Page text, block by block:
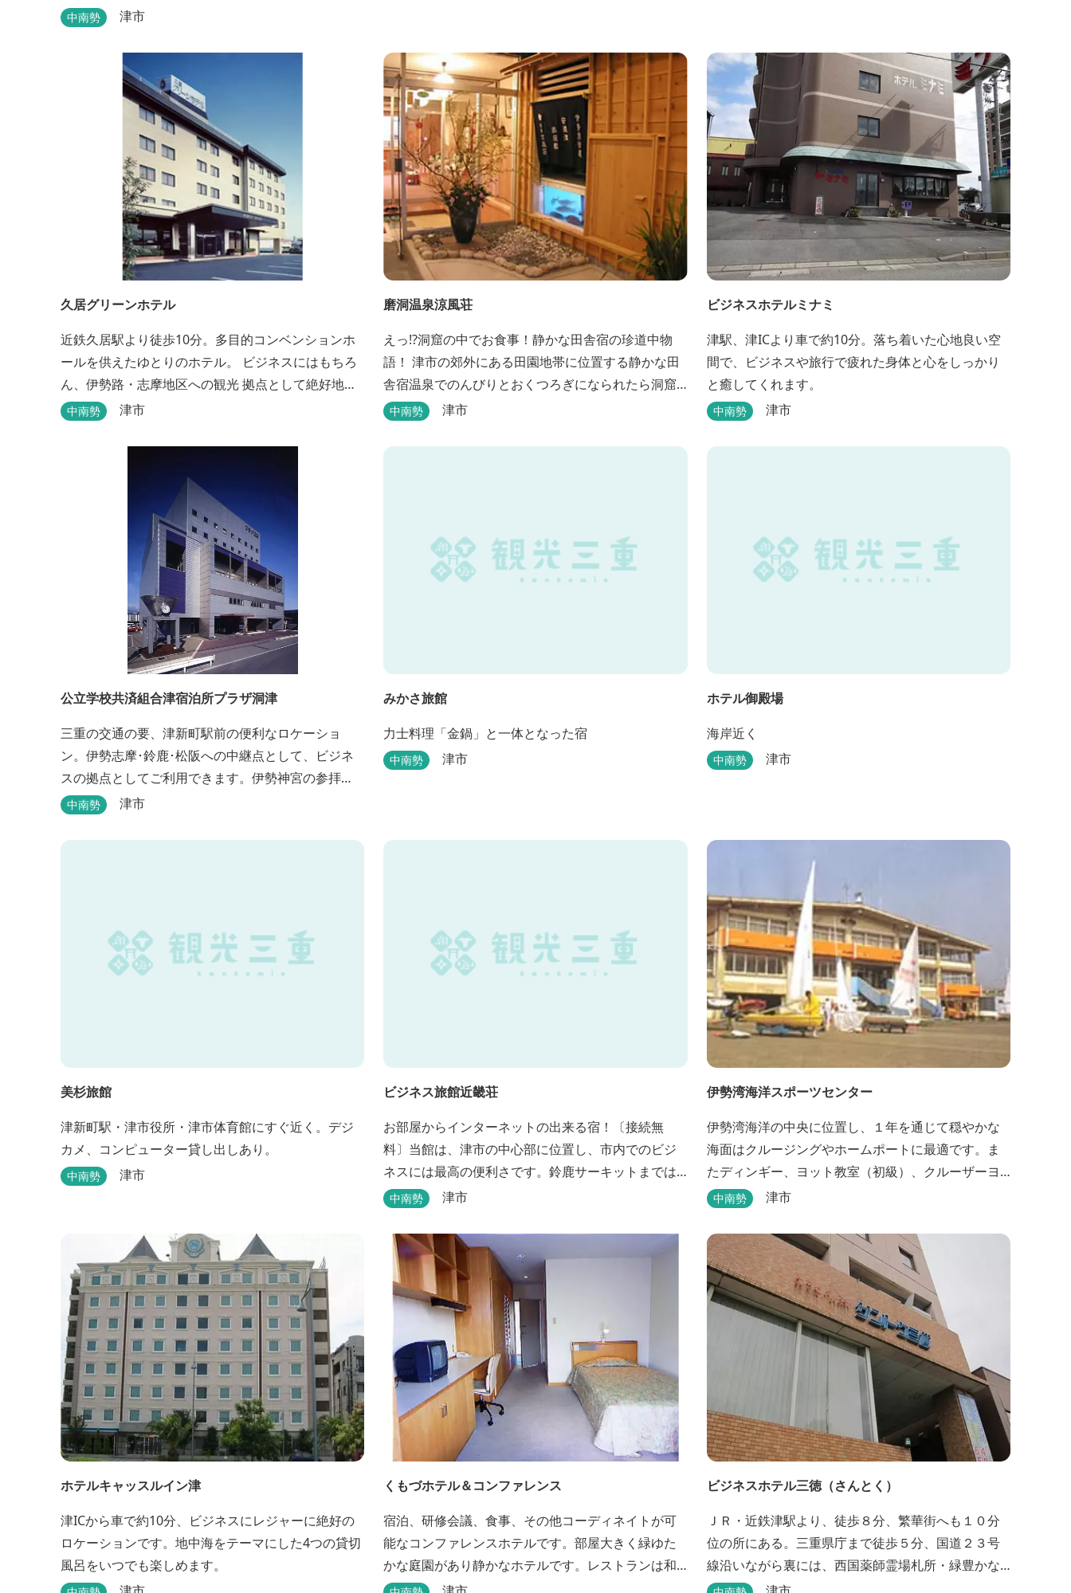
中南勢 津市
久居グリーンホテル
近鉄久居駅より徒歩10分。多目的コンベンションホ
ールを供えたゆとりのホテル。 ビジネスにはもちろ
ん、伊勢路・志摩地区への観光 拠点として絶好地。
安心して宿泊できる快適で清潔な客室にサービスも
中南勢 津市
磨洞温泉涼風荘
えっ!?洞窟の中でお食事！静かな田舎宿の珍道中物
語！ 津市の郊外にある田園地帯に位置する静かな田
舎宿温泉でのんびりとおくつろぎになられたら洞窟
を利用したお座敷で、伊勢湾の海の幸や松阪肉を山
後の天然空調、お客様を不思議な空間にご案内！ ご
中南勢 津市
ビジネスホテルミナミ
津駅、津ICより車で約10分。落ち着いた心地良い空
間で、ビジネスや旅行で疲れた身体と心をしっかり
と癒してくれます。
中南勢 津市
公立学校共済組合津宿泊所プラザ洞津
三重の交通の要、津新町駅前の便利なロケーショ
ン。伊勢志摩･鈴鹿･松阪への中継点として、ビジネ
スの拠点としてご利用できます。伊勢神宮の参拝
や、海水浴、潮干狩りなどのレジャー・観光にも最
中南勢 津市
みかさ旅館
力士料理「金鍋」と一体となった宿
中南勢 津市
ホテル御殿場
海岸近く
中南勢 津市
美杉旅館
津新町駅・津市役所・津市体育館にすぐ近く。デジ
カメ、コンピューター貸し出しあり。
中南勢 津市
ビジネス旅館近畿荘
お部屋からインターネットの出来る宿！〔接続無
料〕当館は、津市の中心部に位置し、市内でのビジ
ネスには最高の便利さです。鈴鹿サーキットまでは
お車で30分とレジャーの宿泊にも低料金でご利用い
中南勢 津市
伊勢湾海洋スポーツセンター
伊勢湾海洋の中央に位置し、１年を通じて穏やかな
海面はクルージングやホームポートに最適です。ま
たディンギー、ヨット教室（初級）、クルーザーヨ
ット教室、それに四級ボート免許教室などが開催さ
中南勢 津市
ホテルキャッスルイン津
津ICから車で約10分、ビジネスにレジャーに絶好の
ロケーションです。地中海をテーマにした4つの貸切
風呂をいつでも楽しめます。
くもづホテル＆コンファレンス
宿泊、研修会議、食事、その他コーディネイトが可
能なコンファレンスホテルです。部屋大きく緑ゆた
かな庭園があり静かなホテルです。レストランは和
洋とも対応可能で、特にフランス料理（フルコー
ビジネスホテル三徳（さんとく）
ＪＲ・近鉄津駅より、徒歩８分、繁華街へも１０分
位の所にある。三重県庁まで徒歩５分、国道２３号
線沿いながら裏には、西国薬師霊場札所・緑豊かな
曹洞常の中本山。津市で一番古いお寺と言われる塔